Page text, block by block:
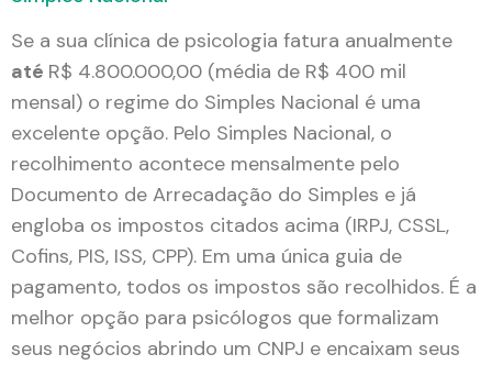
Se a sua clínica de psicologia fatura anualmente
até R$ 4.800.000,00 (média de R$ 400 mil
mensal) o regime do Simples Nacional é uma
excelente opção. Pelo Simples Nacional, o
recolhimento acontece mensalmente pelo
Documento de Arrecadação do Simples e já
engloba os impostos citados acima (IRPJ, CSSL,
Cofins, PIS, ISS, CPP). Em uma única guia de
pagamento, todos os impostos são recolhidos. É a
melhor opção para psicólogos que formalizam
seus negócios abrindo um CNPJ e encaixam seus